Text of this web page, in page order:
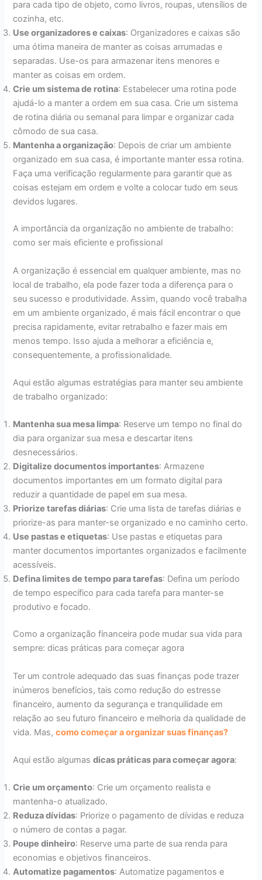
para cada tipo de objeto, como livros, roupas, utensílios de
cozinha, etc.
Use organizadores e caixas: Organizadores e caixas são
uma ótima maneira de manter as coisas arrumadas e
separadas. Use-os para armazenar itens menores e
manter as coisas em ordem.
Crie um sistema de rotina: Estabelecer uma rotina pode
ajudá-lo a manter a ordem em sua casa. Crie um sistema
de rotina diária ou semanal para limpar e organizar cada
cômodo de sua casa.
Mantenha a organização: Depois de criar um ambiente
organizado em sua casa, é importante manter essa rotina.
Faça uma verificação regularmente para garantir que as
coisas estejam em ordem e volte a colocar tudo em seus
devidos lugares.
A importância da organização no ambiente de trabalho:
como ser mais eficiente e profissional
A organização é essencial em qualquer ambiente, mas no
local de trabalho, ela pode fazer toda a diferença para o
seu sucesso e produtividade. Assim, quando você trabalha
em um ambiente organizado, é mais fácil encontrar o que
precisa rapidamente, evitar retrabalho e fazer mais em
menos tempo. Isso ajuda a melhorar a eficiência e,
consequentemente, a profissionalidade.
Aqui estão algumas estratégias para manter seu ambiente
de trabalho organizado:
Mantenha sua mesa limpa: Reserve um tempo no final do
dia para organizar sua mesa e descartar itens
desnecessários.
Digitalize documentos importantes: Armazene
documentos importantes em um formato digital para
reduzir a quantidade de papel em sua mesa.
Priorize tarefas diárias: Crie uma lista de tarefas diárias e
priorize-as para manter-se organizado e no caminho certo.
Use pastas e etiquetas: Use pastas e etiquetas para
manter documentos importantes organizados e facilmente
acessíveis.
Defina limites de tempo para tarefas: Defina um período
de tempo específico para cada tarefa para manter-se
produtivo e focado.
Como a organização financeira pode mudar sua vida para
sempre: dicas práticas para começar agora
Ter um controle adequado das suas finanças pode trazer
inúmeros benefícios, tais como redução do estresse
financeiro, aumento da segurança e tranquilidade em
relação ao seu futuro financeiro e melhoria da qualidade de
vida. Mas,como começar a organizar suas finanças?
Aqui estão algumasdicas práticas para começar agora:
Crie um orçamento: Crie um orçamento realista e
mantenha-o atualizado.
Reduza dívidas: Priorize o pagamento de dívidas e reduza
o número de contas a pagar.
Poupe dinheiro: Reserve uma parte de sua renda para
economias e objetivos financeiros.
Automatize pagamentos: Automatize pagamentos e